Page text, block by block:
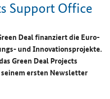
Sup­port Of­fice
Dealfi­nan­ziert die Eu­ro­
und In­no­va­ti­ons­pro­jek­te.
Green Deal Projects
ers­ten Newsletter